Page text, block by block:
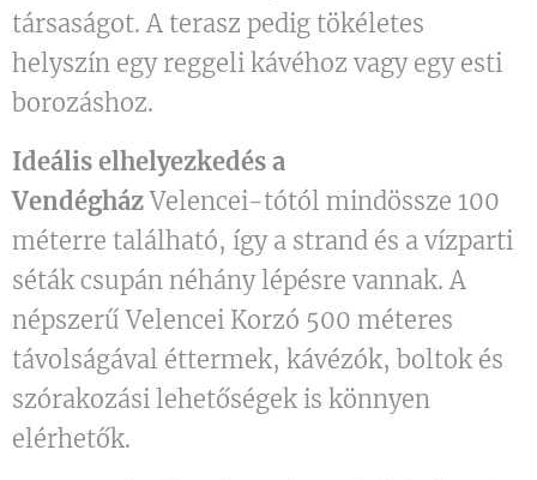
társaságot. A terasz pedig tökéletes
helyszín egy reggeli kávéhoz vagy egy esti
borozáshoz.
Ideális elhelyezkedés a
VendégházVelencei-tótól mindössze 100
méterre található, így a strand és a vízparti
séták csupán néhány lépésre vannak. A
népszerű Velencei Korzó 500 méteres
távolságával éttermek, kávézók, boltok és
szórakozási lehetőségek is könnyen
elérhetők.